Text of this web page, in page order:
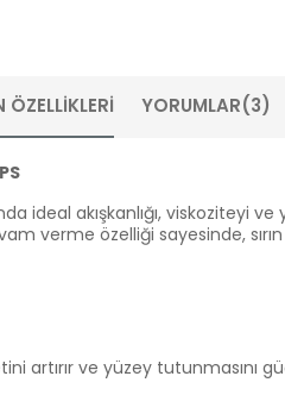
ÖZELLIKLERI YORUMLAR(3)
ideal akışkanlığı, viskoziteyi
verme özelliği sayesinde,
artırır ve yüzey tutunmasını